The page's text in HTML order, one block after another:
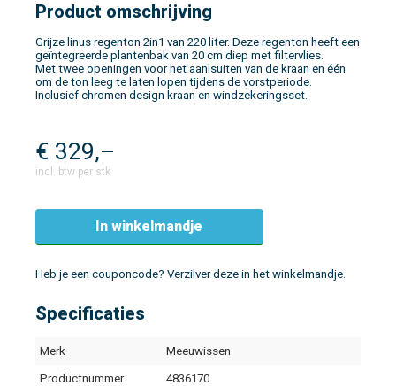
Product omschrijving
Grijze linus regenton 2in1 van 220 liter. Deze regenton heeft een
geïntegreerde plantenbak van 20 cm diep met filtervlies.
Met twee openingen voor het aanlsuiten van de kraan en één
om de ton leeg te laten lopen tijdens de vorstperiode.
Inclusief chromen design kraan en windzekeringsset.
€ 329,–
incl. btw per stk
In winkelmandje
Heb je een couponcode? Verzilver deze in het winkelmandje.
Specificaties
Merk Meeuwissen
Productnummer 4836170